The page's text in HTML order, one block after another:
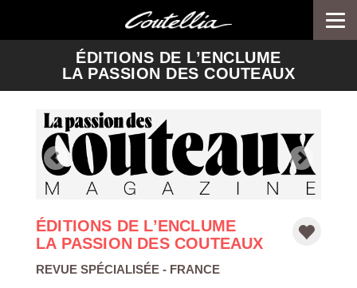
ÉDITIONS DE L’ENCLUME
LA PASSION DES COUTEAUX
ÉDITIONS DE L’ENCLUME
LA PASSION DES COUTEAUX
REVUE SPÉCIALISÉE - FRANCE